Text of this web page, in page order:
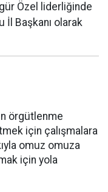
Özel liderliğinde
İl Başkanı olarak
örgütlenme
için çalışmalara
omuz omuza
için yola